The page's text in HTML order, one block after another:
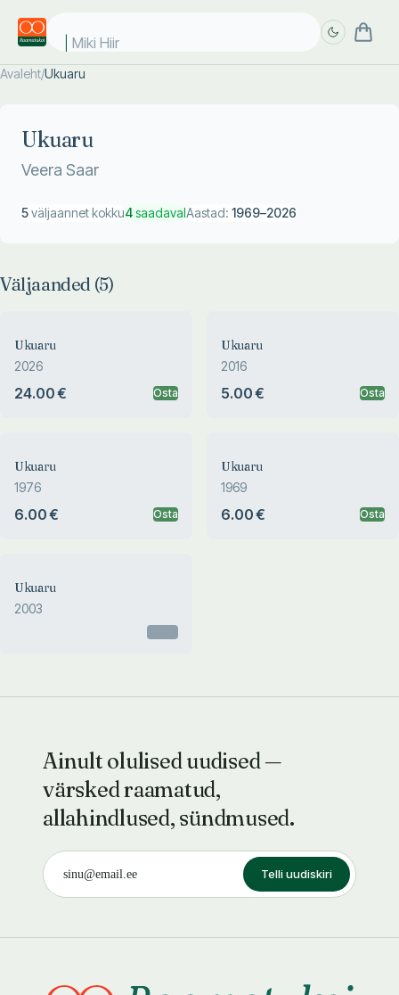
Miki Hiir
Avaleht/Ukuaru
Ukuaru
Veera Saar
5väljaannet kokku4saadavalAastad: 1969–2026
Väljaanded (5)
Ukuaru
2026
24.00 € Osta
Ukuaru
2016
5.00 € Osta
Ukuaru
1976
6.00 € Osta
Ukuaru
1969
6.00 € Osta
Ukuaru
2003
Ainult olulised uudised —
värsked raamatud,
allahindlused, sündmused.
Telli uudiskiri